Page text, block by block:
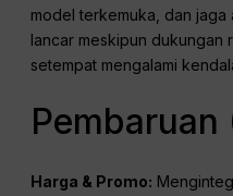
model terkemuka, dan
lancar meskipun dukungan
setempat mengalami
Pembaruan
Harga & Promo: